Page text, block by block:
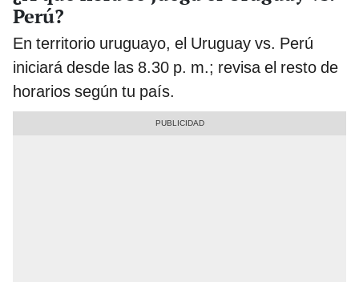
Perú?
En territorio uruguayo, el Uruguay vs. Perú
iniciará desde las 8.30 p. m.; revisa el resto de
horarios según tu país.